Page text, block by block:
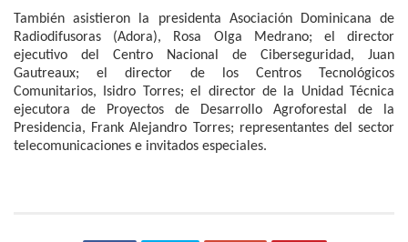
También asistieron la presidenta Asociación Dominicana de
Radiodifusoras (Adora), Rosa Olga Medrano; el director
ejecutivo del Centro Nacional de Ciberseguridad, Juan
Gautreaux; el director de los Centros Tecnológicos
Comunitarios, Isidro Torres; el director de la Unidad Técnica
ejecutora de Proyectos de Desarrollo Agroforestal de la
Presidencia, Frank Alejandro Torres; representantes del sector
telecomunicaciones e invitados especiales.